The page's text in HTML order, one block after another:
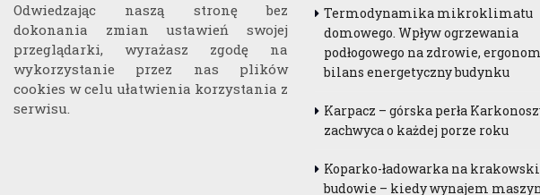
Odwiedzając naszą stronę bez
dokonania zmian ustawień swojej
przeglądarki, wyrażasz zgodę na
wykorzystanie przez nas plików
cookies w celu ułatwienia korzystania z
serwisu.
Termodynamika mikroklimatu
domowego. Wpływ ogrzewania
podłogowego na zdrowie,
bilans energetyczny budynku
Karpacz – górska perła
zachwyca o każdej porze roku
Koparko-ładowarka na
budowie – kiedy wynajem